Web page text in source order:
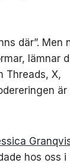
där”. Men
lämnar
Threads, X,
är
hos oss i